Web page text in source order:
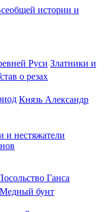
истории и
Руси Златники и
о резах
Князь Александр
и нестяжатели
Ганса
Медный бунт